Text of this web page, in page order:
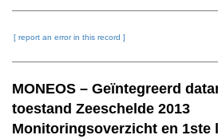
[ report an error in this record ]
MONEOS – Geïntegreerd
toestand Zeeschelde 2013
Monitoringsoverzicht en 1ste